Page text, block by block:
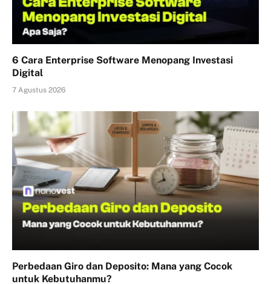
6 Cara Enterprise Software Menopang Investasi
Digital
7 Agustus 2026
Perbedaan Giro dan Deposito: Mana yang Cocok
untuk Kebutuhanmu?